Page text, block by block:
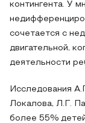
контингента. У
сочетается с
двигательной,
деятельности
Исследования
Локалова, Л.Г.
более 55%